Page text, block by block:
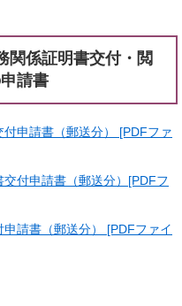
係証明書交付・閲
請書
申請書（郵送分） [PDFファ
付申請書（郵送分）[PDFフ
請書（郵送分） [PDFファイ